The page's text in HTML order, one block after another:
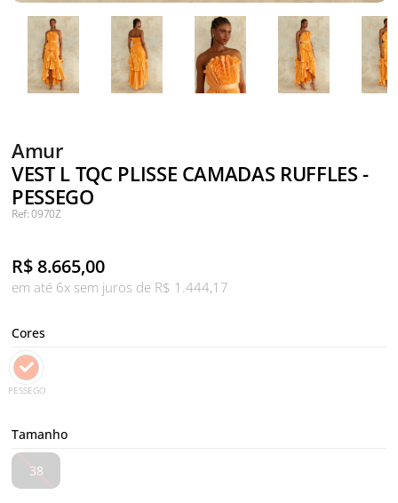
Amur
VEST L TQC PLISSE CAMADAS RUFFLES -
PESSEGO
Ref: 0970Z
R$8.665,00
em até 6x sem juros de R$ 1.444,17
Cores
PESSEGO
Tamanho
38